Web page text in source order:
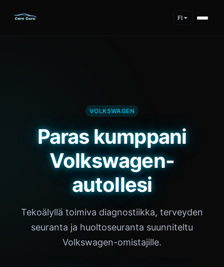
FI
VOLKSWAGEN
Paras kumppani
Volkswagen-
autollesi
Tekoälyllä toimiva diagnostiikka, terveyden
seuranta ja huoltoseuranta suunniteltu
Volkswagen-omistajille.